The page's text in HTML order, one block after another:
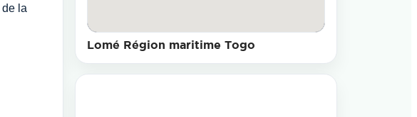
la
Lomé Région maritime Togo